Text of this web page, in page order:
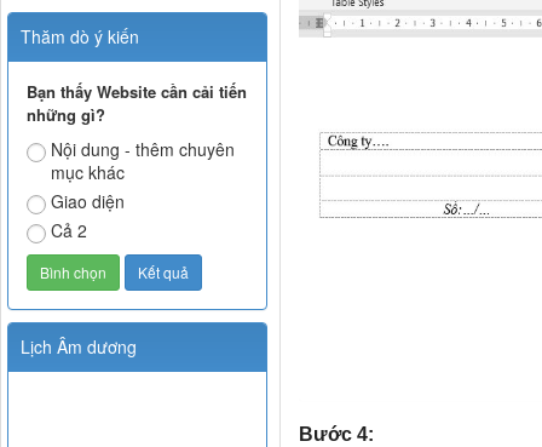
Bước 4:
Thăm dò ý kiến
Bạn thấy Website cần cải tiến
những gì?
Nội dung - thêm chuyên
mục khác
Giao diện
Cả 2
Lịch Âm dương